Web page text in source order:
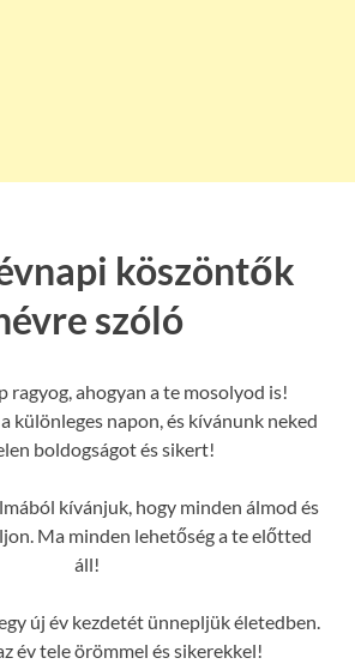
köszöntők
szóló
ragyog, ahogyan a te mosolyod is!
különleges napon, és kívánunk neked
boldogságot és sikert!
kívánjuk, hogy minden álmod és
Ma minden lehetőség a te előtted
áll!
új év kezdetét ünnepljük életedben.
év tele örömmel és sikerekkel!